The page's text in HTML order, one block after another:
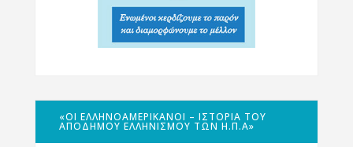
«ΟΙ ΕΛΛΗΝΟΑΜΕΡΙΚΑΝΟΊ – ΙΣΤΟΡΊΑ ΤΟΥ
ΑΠΌΔΗΜΟΥ ΕΛΛΗΝΙΣΜΟΎ ΤΩΝ Η.Π.Α»